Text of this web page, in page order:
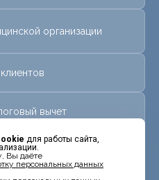
для работы сайта,
Вы даёте
персональных данных
организации
вычет
от 31 июля 2013г.
томографии «МРТ Лидер»